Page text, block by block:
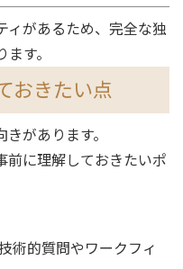
ィがあるため、完全な独
す。
おきたい点
があります。
前に理解しておきたいポ
術的質問やワークフィ